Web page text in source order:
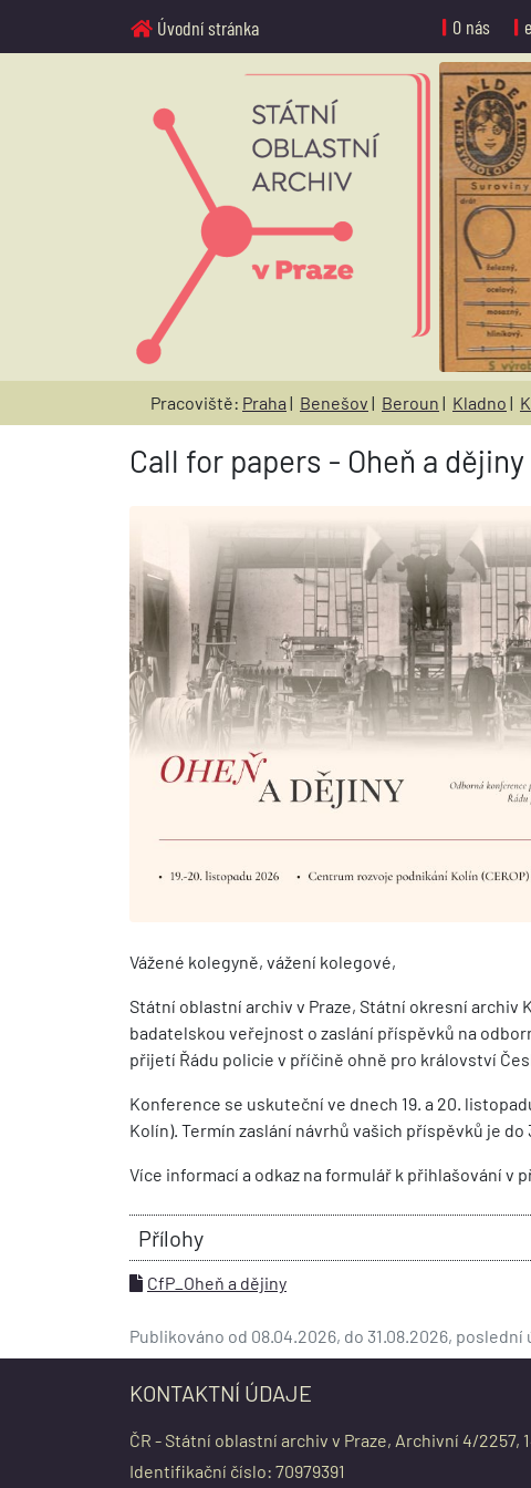
Úvodní stránka O nás
Pracoviště: Praha | Benešov | Beroun | Kladno |
Call for papers - Oheň a dějiny
Vážené kolegyně, vážení kolegové,
Státní oblastní archiv v Praze, Státní okresní archiv
badatelskou veřejnost o zaslání příspěvků na
přijetí Řádu policie v příčině ohně pro království
Konference se uskuteční ve dnech 19. a 20.
Kolín). Termín zaslání návrhů vašich příspěvků je do
Více informací a odkaz na formulář k přihlašování v
Přílohy
CfP_Oheň a dějiny
Publikováno od 08.04.2026, do 31.08.2026,
KONTAKTNÍ ÚDAJE
ČR - Státní oblastní archiv v Praze, Archivní 4/2257,
Identifikační číslo: 70979391